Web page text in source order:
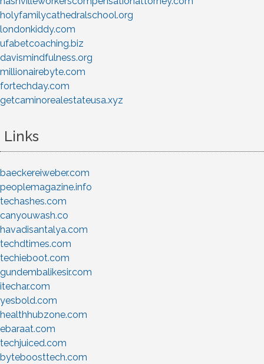
holyfamilycathedralschool.org
londonkiddy.com
ufabetcoaching.biz
davismindfulness.org
millionairebyte.com
fortechday.com
getcaminorealestateusa.xyz
Links
baeckereiweber.com
peoplemagazine.info
techashes.com
canyouwash.co
havadisantalya.com
techdtimes.com
techieboot.com
gundembalikesir.com
itechar.com
yesbold.com
healthhubzone.com
ebaraat.com
techjuiced.com
byteboosttech.com